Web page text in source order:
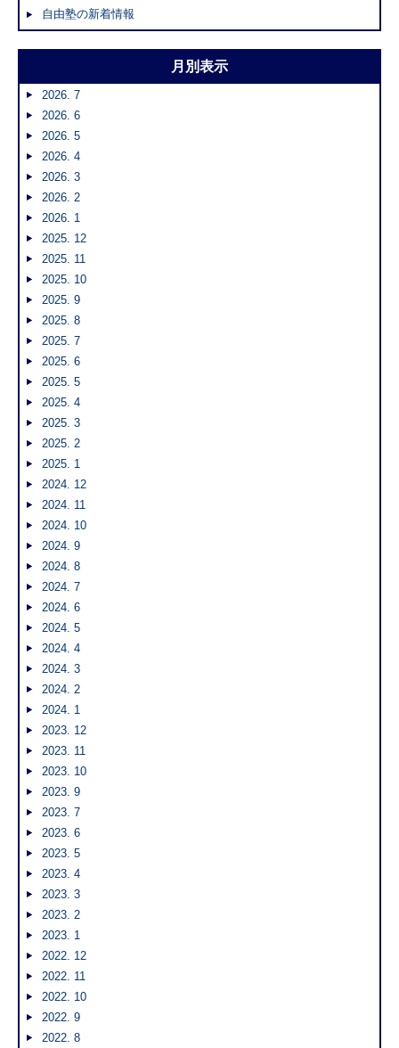
自由塾の新着情報
月別表示
2026. 7
2026. 6
2026. 5
2026. 4
2026. 3
2026. 2
2026. 1
2025. 12
2025. 11
2025. 10
2025. 9
2025. 8
2025. 7
2025. 6
2025. 5
2025. 4
2025. 3
2025. 2
2025. 1
2024. 12
2024. 11
2024. 10
2024. 9
2024. 8
2024. 7
2024. 6
2024. 5
2024. 4
2024. 3
2024. 2
2024. 1
2023. 12
2023. 11
2023. 10
2023. 9
2023. 7
2023. 6
2023. 5
2023. 4
2023. 3
2023. 2
2023. 1
2022. 12
2022. 11
2022. 10
2022. 9
2022. 8